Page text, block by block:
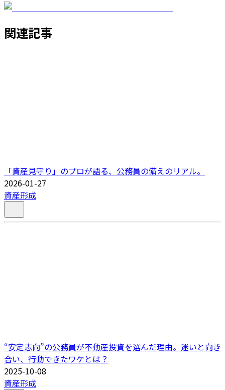
関連記事
「資産見守り」のプロが語る、公務員の備えのリアル。
2026-01-27
資産形成
“安定志向”の公務員が不動産投資を選んだ理由。迷いと向き
合い、行動できたワケとは？
2025-10-08
資産形成